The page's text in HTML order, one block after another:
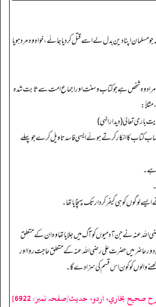
اپنا دین بدل لے اسے قتل کر دیا جائے، خواہ وہ مرد ہویا
وہ شخص ہے جو کتاب وسنت اور اجماع امت سے ثابت شدہ
تعالیٰ (دیدار الہٰی)
کتاب کا انکار کرتے ہوئے ایسی فاسد تاویل کرے جو پہلے
ہے۔
لوگوں کو ہی کیفر کردار تک پہنچایا تھا۔
عنہ نے جن آدمیوں کو آگ میں جلایا تھا وہ ان کے متعلق
دور حاضر میں حضرت علی رضی اللہ عنہ کے متعلق حاجت روا اور
والوں کو کون اس قسم کی سزا دے گا۔
صحيح بخاري، اردو، حدیث/صفحہ نمبر: 6922]